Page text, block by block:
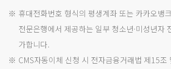
※ 휴대전화번호 형식의 평생계좌 또는 카카오뱅
전문은행에서 제공하는 일부 청소년·미성년자
가합니다.
※ CMS자동이체 신청 시 전자금융거래법 제15